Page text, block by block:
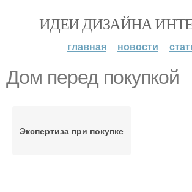
ИДЕИ ДИЗАЙНА
главная новости
Дом перед покупкой
Экспертиза при покупке